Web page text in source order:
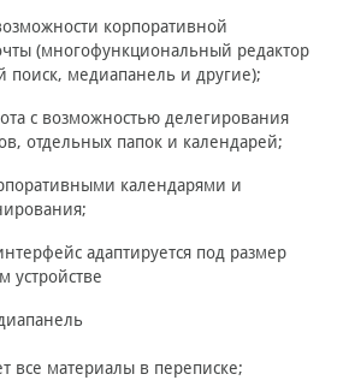
корпоративной
(многофункциональный редактор
поиск, медиапанель и другие);
с возможностью делегирования
отдельных папок и календарей;
календарями и
адаптируется под размер
устройстве
все материалы в переписке;